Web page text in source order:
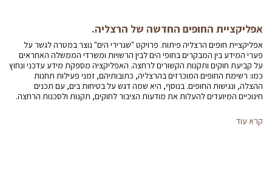
אפליקציית החופים החדשה של הרצליה.
אפליקציית חופים הרצליה פיתוח. פרויקט "שגרירי הים" נוצר במטרה לגשר על
פערי המידע בין המבקרים בחופי הים לבין הרשויות ומשרדי הממשלה האחראים
על קביעת חוקים ותקנות הקשורים לרחצה. האפליקציה מספקת מידע עדכני ונחוץ
כמו: רשימת החופים המוכרזים בהרצליה, כתובותיהם, זמני פעילות תחנות
ההצלה, ונגישות החופים. בנוסף, היא שמה דגש על בטיחות בים, עם תכנים
חינוכיים המיועדים להעלות את מודעות הציבור לחוקים, תקנות ולסכנות הרחצה.
קרא עוד